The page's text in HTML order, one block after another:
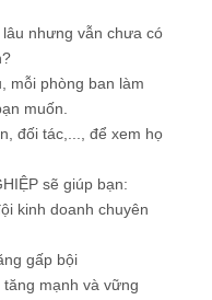
nhưng vẫn chưa có
mỗi phòng ban làm
muốn.
đối tác,..., để xem họ
sẽ giúp bạn:
kinh doanh chuyên
gấp bội
mạnh và vững